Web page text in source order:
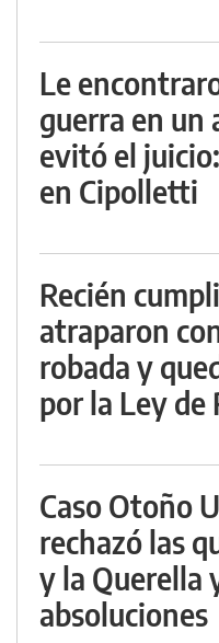
Le
guerra en
evitó el
en Cipolletti
Recién
atraparon
robada y
por la Ley de
Caso Otoño
rechazó las
y la Querella
absoluciones